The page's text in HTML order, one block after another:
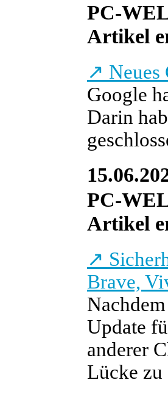
PC-
Artikel
↗ Neues
Google
Darin
PC-
Artikel
↗
Brave,
Update
anderer
Lücke zu